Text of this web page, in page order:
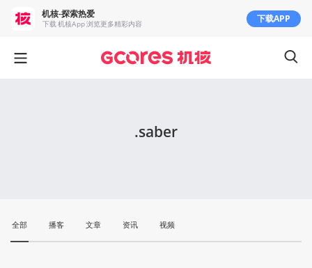
.saber
全部 播客 文章 资讯 视频
机核-探索热爱
下载 机核App 浏览更多精彩内容 下载APP